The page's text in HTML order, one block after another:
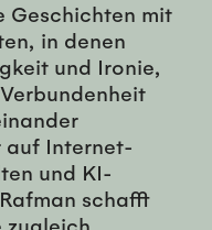
Geschichten mit
in denen
und Ironie,
auf Internet-
und KI-
schafft
zugleich